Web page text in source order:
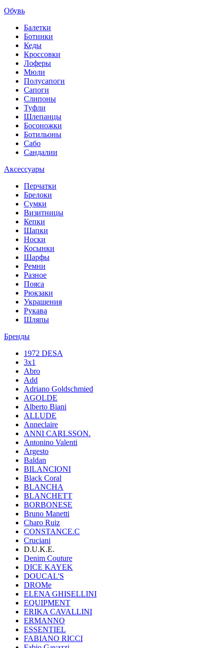
Обувь
Балетки
Ботинки
Кеды
Кроссовки
Лоферы
Мюли
Полусапоги
Сапоги
Слипоны
Туфли
Шлепанцы
Босоножки
Ботильоны
Сабо
Сандалии
Аксессуары
Перчатки
Брелоки
Сумки
Визитницы
Кепки
Шапки
Носки
Косынки
Шарфы
Ремни
Разное
Пояса
Рюкзаки
Украшения
Рукава
Шляпы
Бренды
1972 DESA
3x1
Abro
Add
Adriano Goldschmied
AGOLDE
Alberto Biani
ALLUDE
Anneclaire
ANNI CARLSSON.
Antonino Valenti
Argesto
Baldan
BILANCIONI
Black Coral
BLANCHA
BLANCHETT
BORBONESE
Bruno Manetti
Charo Ruiz
CONSTANCE.C
Cruciani
D.U.K.E.
Denim Couture
DICE KAYEK
DOUCAL'S
DROMe
ELENA GHISELLINI
EQUIPMENT
ERIKA CAVALLINI
ERMANNO
ESSENTIEL
FABIANO RICCI